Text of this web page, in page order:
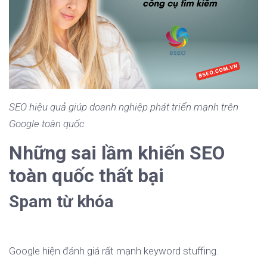
SEO hiệu quả giúp doanh nghiệp phát triển mạnh trên
Google toàn quốc
Những sai lầm khiến SEO
toàn quốc thất bại
Spam từ khóa
Google hiện đánh giá rất mạnh keyword stuffing.